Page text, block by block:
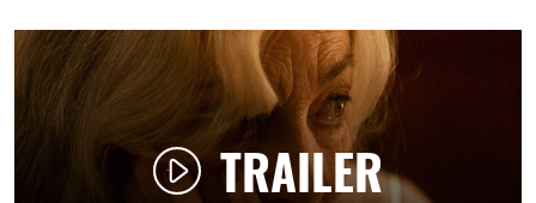
TRAILER